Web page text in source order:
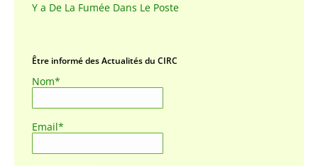
Y a De La Fumée Dans Le Poste
Être informé des Actualités du CIRC
Nom*
Email*